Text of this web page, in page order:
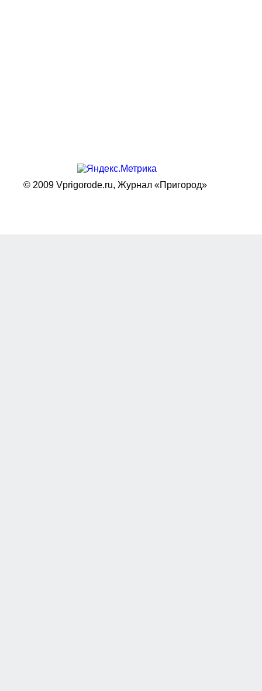
© 2009 Vprigorode.ru, Журнал «Пригород»